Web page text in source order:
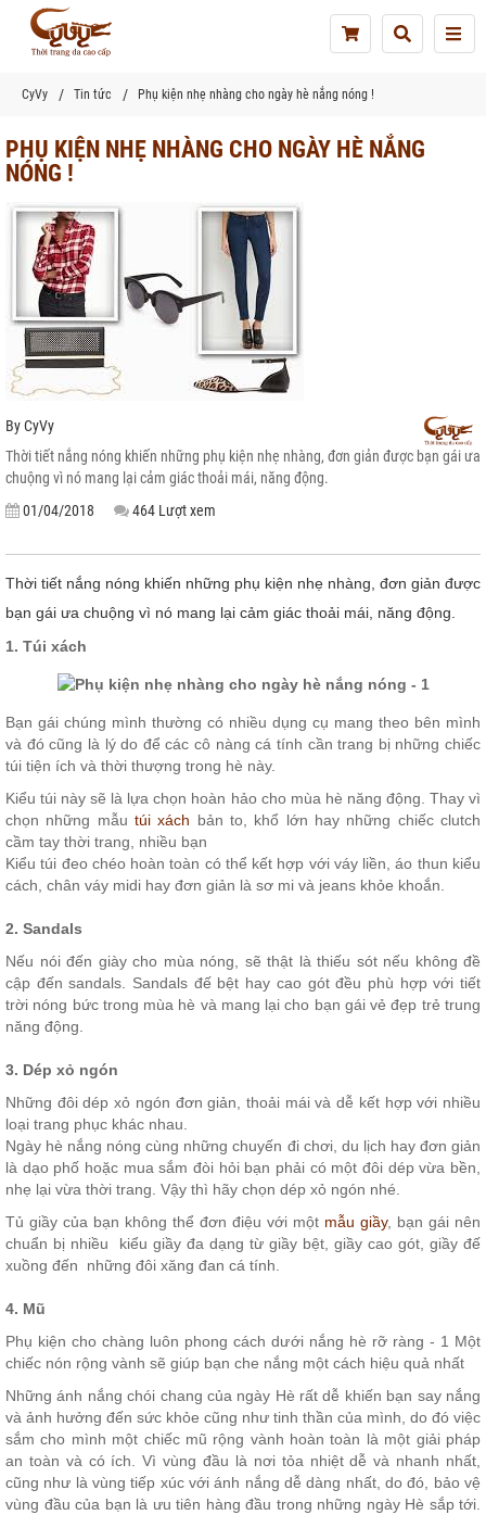
CyVy Tin tức Phụ kiện nhẹ nhàng cho ngày hè nắng nóng !
PHỤ KIỆN NHẸ NHÀNG CHO NGÀY HÈ NẮNG
NÓNG !
ByCyVy
Thời tiết nắng nóng khiến những phụ kiện nhẹ nhàng, đơn giản được bạn gái ưa
chuộng vì nó mang lại cảm giác thoải mái, năng động.
01/04/2018
464 Lượt xem
Thời tiết nắng nóng khiến những phụ kiện nhẹ nhàng, đơn giản được
bạn gái ưa chuộng vì nó mang lại cảm giác thoải mái, năng động.
1. Túi xách
Bạn gái chúng mình thường có nhiều dụng cụ mang theo bên mình
và đó cũng là lý do để các cô nàng cá tính cần trang bị những chiếc
túi tiện ích và thời thượng trong hè này.
Kiểu túi này sẽ là lựa chọn hoàn hảo cho mùa hè năng động. Thay vì
chọn những mẫu túi xách bản to, khổ lớn hay những chiếc clutch
cầm tay thời trang, nhiều bạn
Kiểu túi đeo chéo hoàn toàn có thể kết hợp với váy liền, áo thun kiểu
cách, chân váy midi hay đơn giản là sơ mi và jeans khỏe khoắn.
2. Sandals
Nếu nói đến giày cho mùa nóng, sẽ thật là thiếu sót nếu không đề
cập đến sandals. Sandals đế bệt hay cao gót đều phù hợp với tiết
trời nóng bức trong mùa hè và mang lại cho bạn gái vẻ đẹp trẻ trung
năng động.
3. Dép xỏ ngón
Những đôi dép xỏ ngón đơn giản, thoải mái và dễ kết hợp với nhiều
loại trang phục khác nhau.
Ngày hè nắng nóng cùng những chuyến đi chơi, du lịch hay đơn giản
là dạo phố hoặc mua sắm đòi hỏi bạn phải có một đôi dép vừa bền,
nhẹ lại vừa thời trang. Vậy thì hãy chọn dép xỏ ngón nhé.
Tủ giầy của bạn không thể đơn điệu với một mẫu giầy, bạn gái nên
chuẩn bị nhiều kiểu giầy đa dạng từ giầy bệt, giầy cao gót, giầy đế
xuồng đến những đôi xăng đan cá tính.
4. Mũ
Phụ kiện cho chàng luôn phong cách dưới nắng hè rỡ ràng - 1 Một
chiếc nón rộng vành sẽ giúp bạn che nắng một cách hiệu quả nhất
Những ánh nắng chói chang của ngày Hè rất dễ khiến bạn say nắng
và ảnh hưởng đến sức khỏe cũng như tinh thần của mình, do đó việc
sắm cho mình một chiếc mũ rộng vành hoàn toàn là một giải pháp
an toàn và có ích. Vì vùng đầu là nơi tỏa nhiệt dễ và nhanh nhất,
cũng như là vùng tiếp xúc với ánh nắng dễ dàng nhất, do đó, bảo vệ
vùng đầu của bạn là ưu tiên hàng đầu trong những ngày Hè sắp tới.